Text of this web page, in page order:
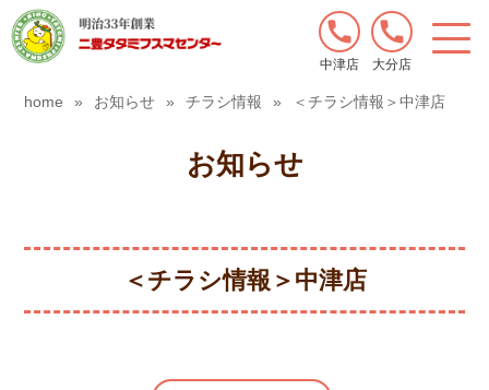
中津店 大分店
home » お知らせ » チラシ情報 » ＜チラシ情報＞中津店
お知らせ
＜チラシ情報＞中津店